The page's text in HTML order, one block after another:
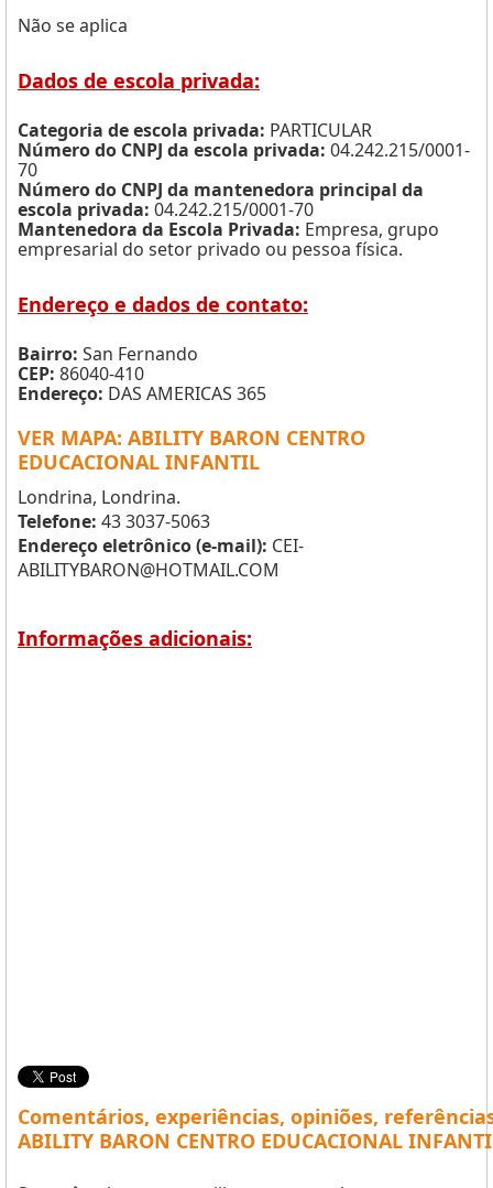
Não se aplica
Dados de escola privada:
Categoria de escola privada: PARTICULAR
Número do CNPJ da escola privada: 04.242.215/0001-
70
Número do CNPJ da mantenedora principal da
escola privada: 04.242.215/0001-70
Mantenedora da Escola Privada: Empresa, grupo
empresarial do setor privado ou pessoa física.
Endereço e dados de contato:
Bairro: San Fernando
CEP: 86040-410
Endereço: DAS AMERICAS 365
VER MAPA: ABILITY BARON CENTRO
EDUCACIONAL INFANTIL
Londrina, Londrina.
Telefone: 43 3037-5063
Endereço eletrônico (e-mail): CEI-
ABILITYBARON@HOTMAIL.COM
Informações adicionais:
Comentários, experiências, opiniões,
ABILITY BARON CENTRO EDUCACIONAL